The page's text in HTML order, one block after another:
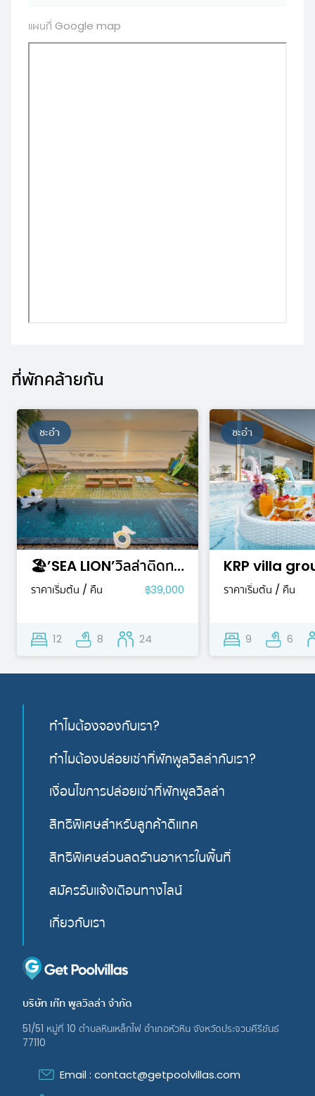
แผนที่ Google map
ที่พักคล้ายกัน
ชะอำ
🏖’SEA LION’วิลล่าติดทะเลมีสไลเดอร์🎢
ราคาเริ่มต้น / คืน ฿39,000
12 8 24
ชะอำ
ราคาเริ่มต้น / คืน
9 6
ทำไมต้องจองกับเรา?
ทำไมต้องปล่อยเช่าที่พักพูลวิลล่ากับเรา?
เงื่อนไขการปล่อยเช่าที่พักพูลวิลล่า
สิทธิพิเศษสำหรับลูกค้าดีแทค
สิทธิพิเศษส่วนลดรัานอาหารในพื้นที่
สมัครรับแจ้งเตือนทางไลน์
เกี่ยวกับเรา
บริษัท เก๊ท พูลวิลล่า จํากัด
51/51 หมู่ที่ 10 ตําบลหินเหล็กไฟ อําเภอหัวหิน จังหวัดประจวบคีรีขันธ์
77110
Email : contact@getpoolvillas.com